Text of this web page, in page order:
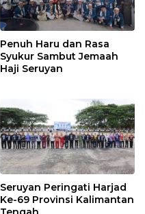
Penuh Haru dan Rasa
Syukur Sambut Jemaah
Haji Seruyan
Seruyan Peringati Harjad
Ke-69 Provinsi Kalimantan